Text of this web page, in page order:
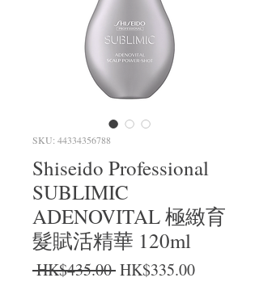
SKU: 44334356788
Shiseido Professional
SUBLIMIC
ADENOVITAL 極緻育
髮賦活精華 120ml
HK$435.00 Regular Price
HK$335.00Sale Price